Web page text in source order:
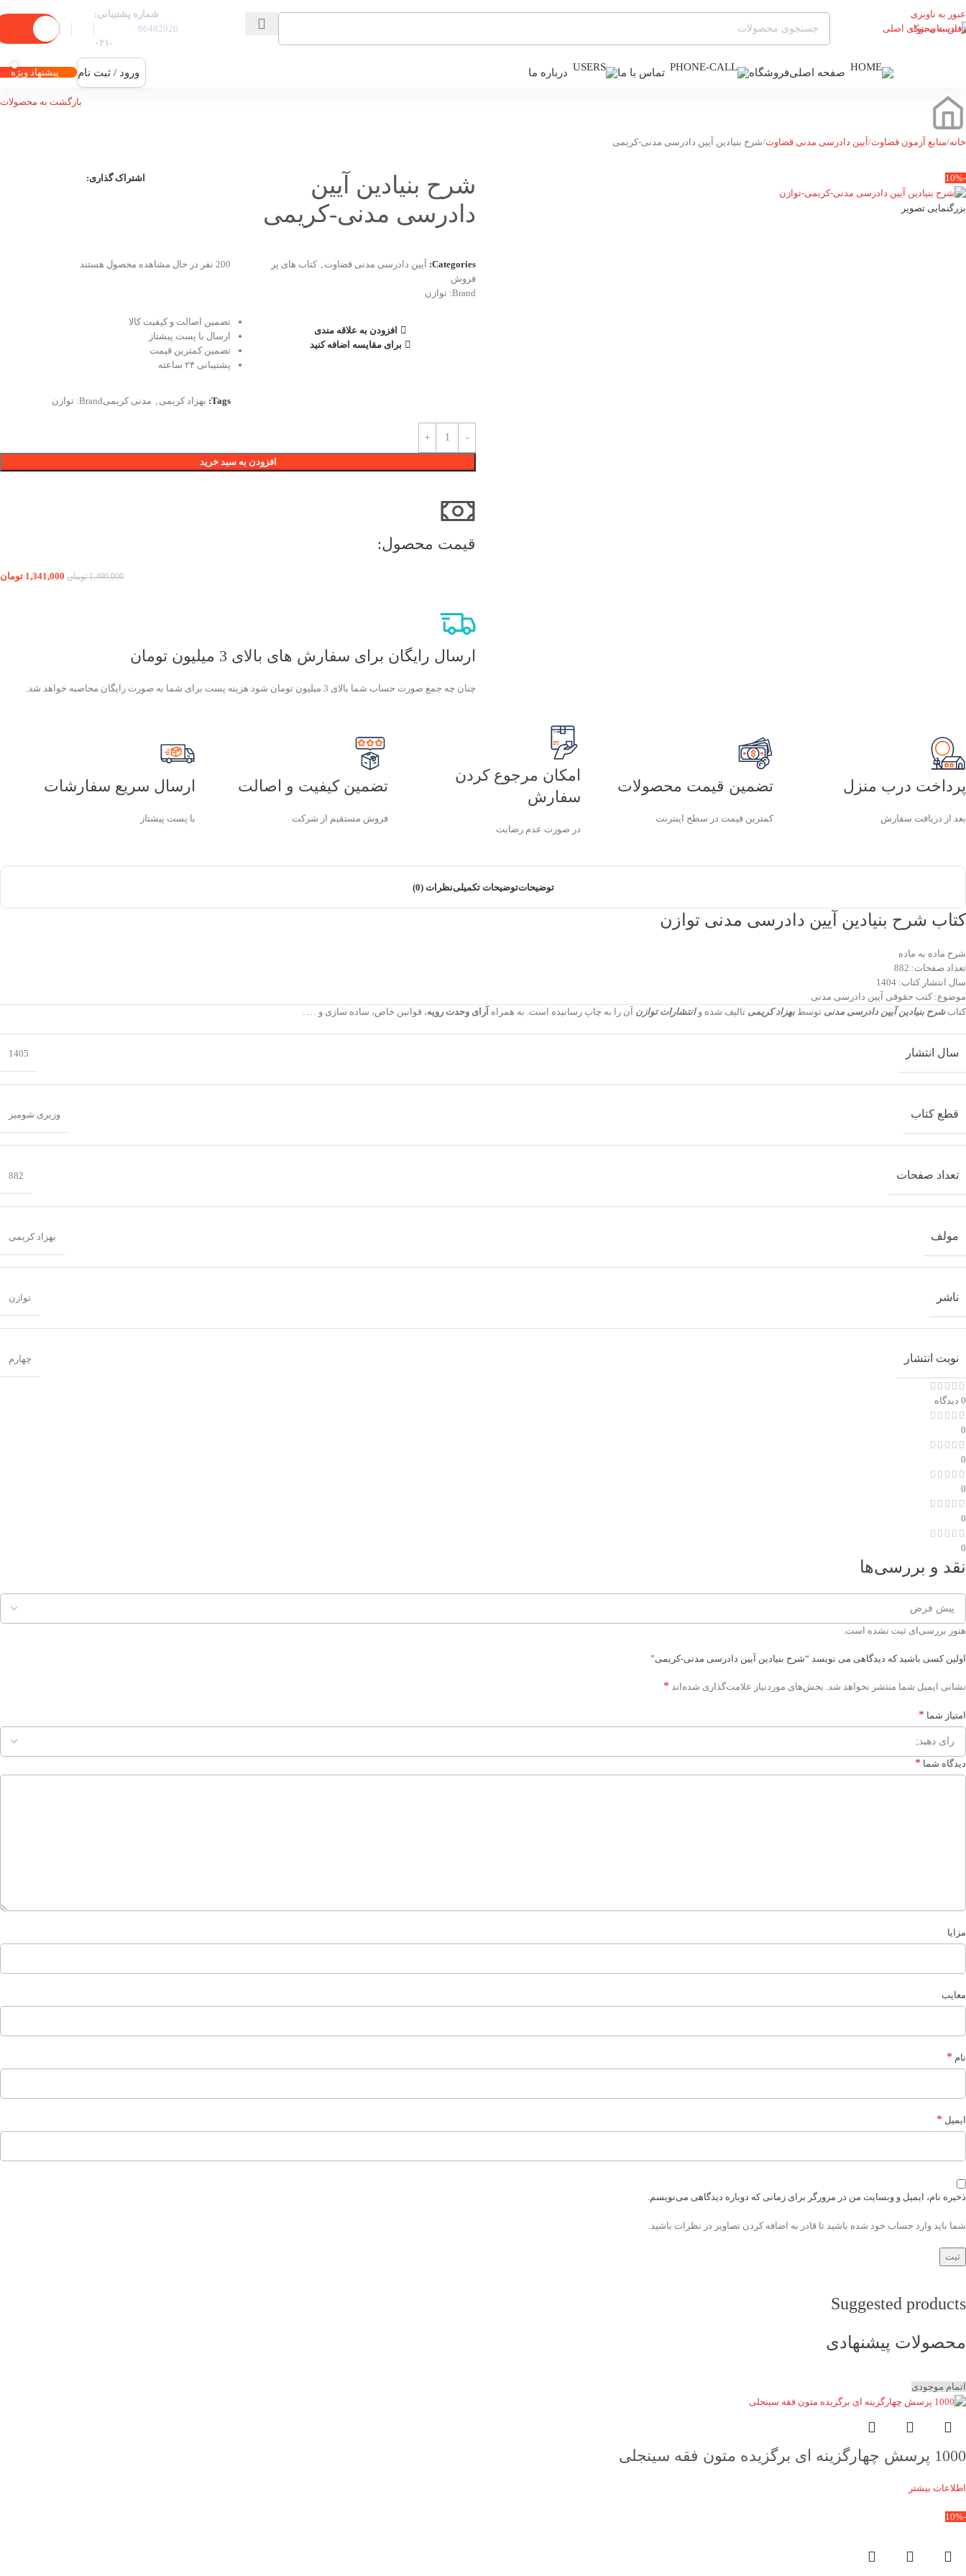
عبور به ناوبری
رفتن به محتوای اصلی
شماره پشتیبانی:
66482026
-۰۲۱
صفحه اصلیفروشگاه تماس با ما درباره ما ورود / ثبت نام پیشنهاد ویژه
خانه منابع آزمون قضاوت آیین دادرسی مدنی قضاوت شرح بنیادین آیین دادرسی مدنی-کریمی
بازگشت به محصولات
-10%
بزرگنمایی تصویر
شرح بنیادین آیین
دادرسی مدنی-کریمی
اشتراک گذاری:
Categories: آیین دادرسی مدنی قضاوت , کتاب های پر
فروش
Brand: توازن
افزودن به علاقه مندی
برای مقایسه اضافه کنید
200 نفر در حال مشاهده محصول هستند
تضمین اصالت و کیفیت کالا
ارسال با پست پیشتاز
تضمین کمترین قیمت
پشتیبانی ۲۴ ساعته
Tags: بهزاد کریمی , مدنی کریمیBrand: توازن
افزودن به سبد خرید
قیمت محصول:​
1,490,000 تومان 1,341,000 تومان
ارسال رایگان برای سفارش های بالای 3 میلیون تومان
چنان چه جمع صورت حساب شما بالای 3 میلیون تومان شود هزینه پست برای شما به صورت رایگان محاصبه خواهد شد.
پرداخت درب منزل
بعد از دریافت سفارش
تضمین قیمت محصولات
کمترین قیمت در سطح اینترنت
امکان مرجوع کردن
سفارش
در صورت عدم رضایت
تضمین کیفیت و اصالت
فروش مستقیم از شرکت
ارسال سریع سفارشات
با پست پیشتاز
توضیحاتتوضیحات تکمیلینظرات (0)
کتاب شرح بنیادین آیین دادرسی مدنی توازن
شرح ماده به ماده
تعداد صفحات: 882
سال انتشار کتاب: 1404
موضوع: کتب حقوقی آیین دادرسی مدنی
کتابشرح بنیادین آیین دادرسی مدنی توسط بهزاد کریمی تالیف شده وانتشارات توازن آن را به چاپ رسانیده است. به همراه آرای وحدت رویه، قوانین خاص، ساده سازی و … .
سال انتشار 1405
قطع کتاب وزیری شومیز
تعداد صفحات 882
مولف بهزاد کریمی
ناشر توازن
نوبت انتشار چهارم
0 دیدگاه
0
0
0
0
0
نقد و بررسی‌ها
هنوز بررسی‌ای ثبت نشده است.
اولین کسی باشید که دیدگاهی می نویسد “شرح بنیادین آیین دادرسی مدنی-کریمی”
نشانی ایمیل شما منتشر نخواهد شد. بخش‌های موردنیاز علامت‌گذاری شده‌اند *
امتیاز شما *
دیدگاه شما *
مزایا
معایب
نام *
ایمیل *
ذخیره نام، ایمیل و وبسایت من در مرورگر برای زمانی که دوباره دیدگاهی می‌نویسم.
شما باید وارد حساب خود شده باشید تا قادر به اضافه کردن تصاویر در نظرات باشید.
Suggested products
محصولات پیشنهادی
اتمام موجودی
1000 پرسش چهارگزینه ای برگزیده متون فقه سینجلی
اطلاعات بیشتر
-10%